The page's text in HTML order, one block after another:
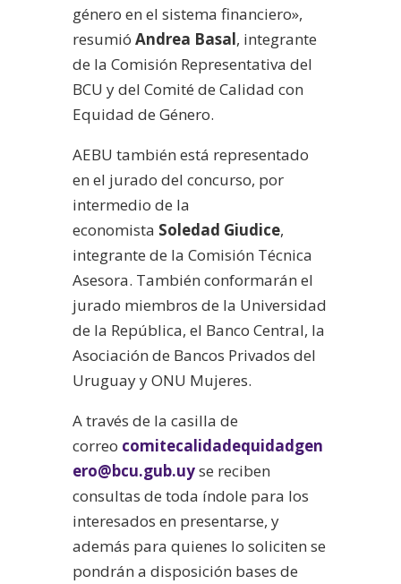
género en el sistema financiero»,
resumió Andrea Basal, integrante
de la Comisión Representativa del
BCU y del Comité de Calidad con
Equidad de Género.
AEBU también está representado
en el jurado del concurso, por
intermedio de la
economista Soledad Giudice,
integrante de la Comisión Técnica
Asesora. También conformarán el
jurado miembros de la Universidad
de la República, el Banco Central, la
Asociación de Bancos Privados del
Uruguay y ONU Mujeres.
A través de la casilla de
correo comitecalidadequidadgen
ero@bcu.gub.uyse reciben
consultas de toda índole para los
interesados en presentarse, y
además para quienes lo soliciten se
pondrán a disposición bases de